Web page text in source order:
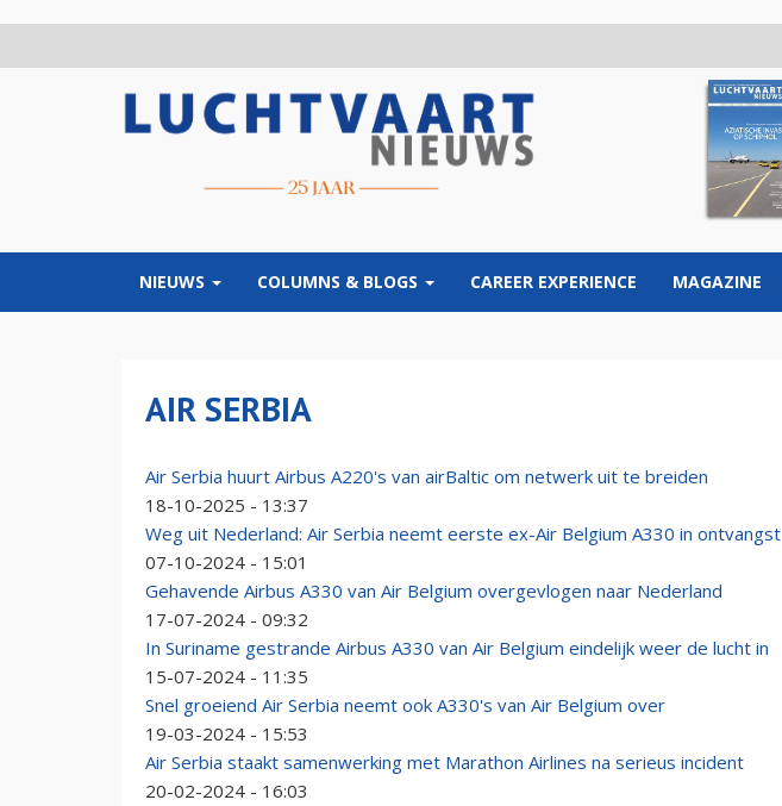
NIEUWS COLUMNS & BLOGS CAREER EXPERIENCE MAGAZINE
AIR SERBIA
Air Serbia huurt Airbus A220's van airBaltic om netwerk uit te breiden
18-10-2025 - 13:37
Weg uit Nederland: Air Serbia neemt eerste ex-Air Belgium A330 in ontvangst
07-10-2024 - 15:01
Gehavende Airbus A330 van Air Belgium overgevlogen naar Nederland
17-07-2024 - 09:32
In Suriname gestrande Airbus A330 van Air Belgium eindelijk weer de lucht in
15-07-2024 - 11:35
Snel groeiend Air Serbia neemt ook A330's van Air Belgium over
19-03-2024 - 15:53
Air Serbia staakt samenwerking met Marathon Airlines na serieus incident
20-02-2024 - 16:03